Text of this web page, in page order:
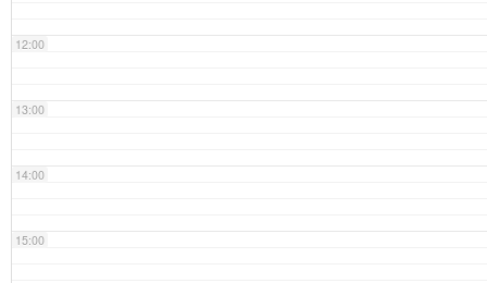
12:00
13:00
14:00
15:00